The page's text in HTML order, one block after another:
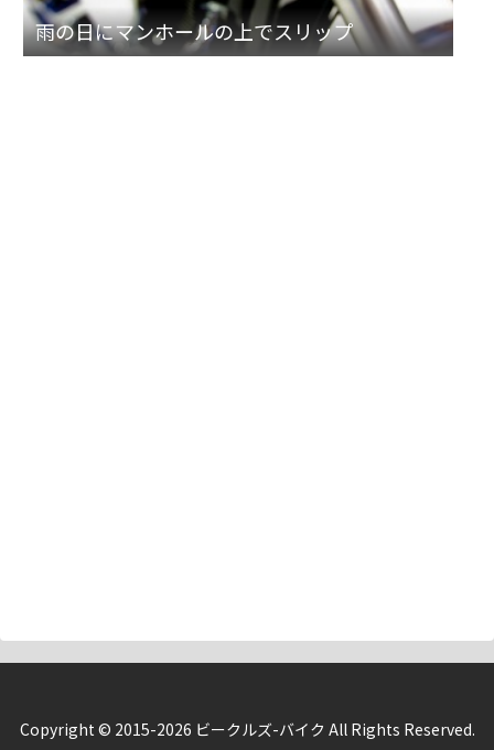
雨の日にマンホールの上でスリップ
Copyright © 2015-2026 ビークルズ-バイク All Rights Reserved.